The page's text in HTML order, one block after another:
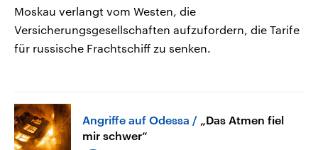
Moskau verlangt vom Westen, die
Versicherungsgesellschaften aufzufordern, die Tarife
für russische Frachtschiff zu senken.
Angriffe auf Odessa
„Das Atmen fiel
mir schwer“